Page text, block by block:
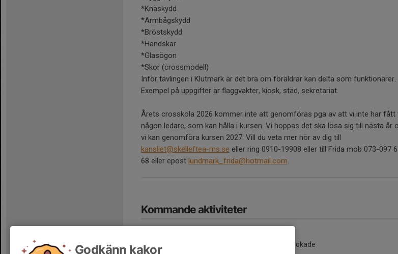
*Knäskydd
*Armbågskydd
*Bröstskydd
*Handskar
*Glasögon
*Skor (crossmodell)
Inför tävlingen i Klutmark är det bra om föräldrar kan delta som funktionärer.
Exempel på uppgifter är flaggvakter, kiosk, städ, sekretariat.
Årets crosskola 2026 kommer inte att genomföras pga av att vi inte har fått
någon ledare, som kan hålla i kursen. Vi hoppas det ska lösa sig till nästa år
vi kan genomföra kursen 2027. Vill du veta mer hör av dig till
kansliet@skelleftea-ms.se eller ring 0910-19908 eller till Frida mob 073-097
68 eller epost lundmark_frida@hotmail.com.
Kommande aktiviteter
Inga aktiviteter inbokade
Godkänn kakor